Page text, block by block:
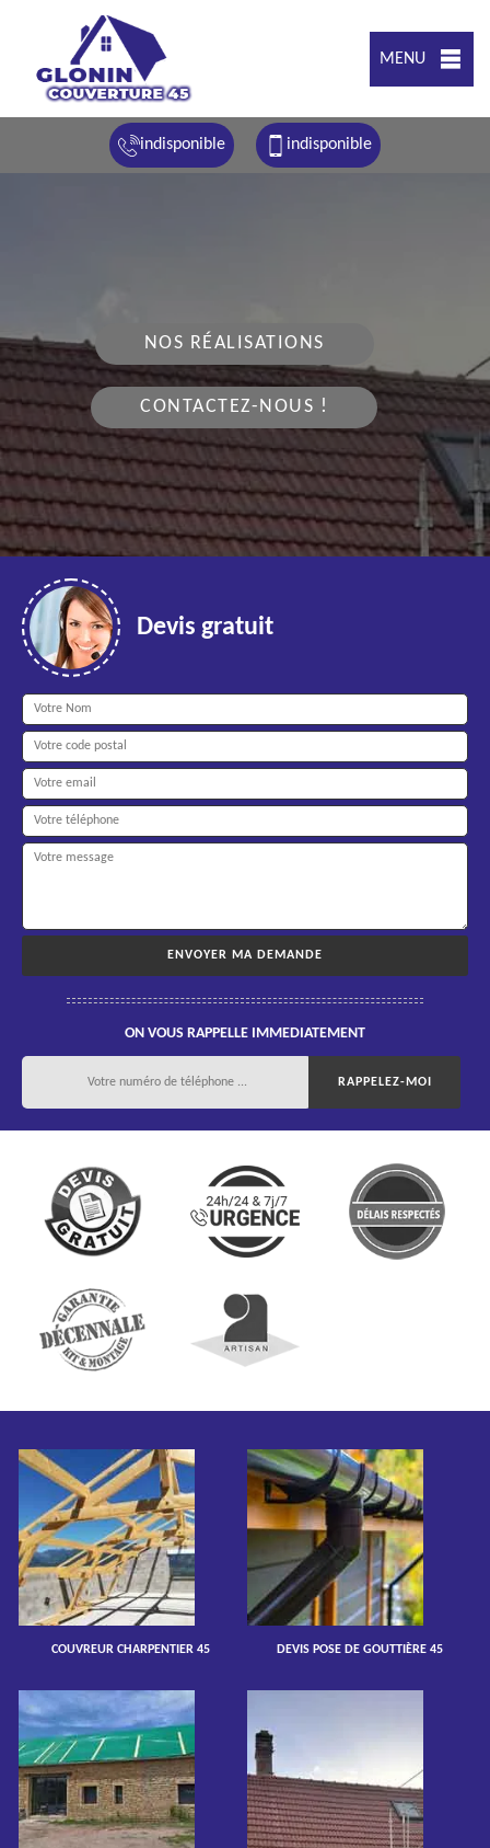
MENU
indisponible indisponible
NOS RÉALISATIONS
CONTACTEZ-NOUS !
Devis gratuit
ON VOUS RAPPELLE IMMEDIATEMENT
COUVREUR CHARPENTIER 45 DEVIS POSE DE GOUTTIÈRE 45